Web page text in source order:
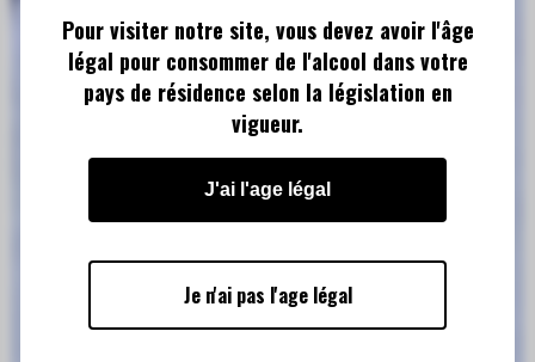
LES VINS
D'ALAIN
MOUEIX
Pour visiter notre site, vous devez avoir l'âge
légal pour consommer de l'alcool dans votre
pays de résidence selon la législation en
vigueur.
J'ai l'age légal
Je n'ai pas l'age légal